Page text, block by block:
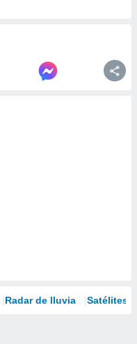
Radar de lluvia Satélites